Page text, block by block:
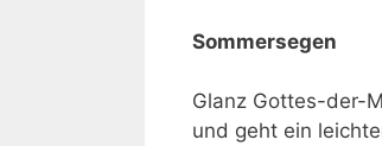
Sommersegen
Glanz Gottes-der-
und geht ein